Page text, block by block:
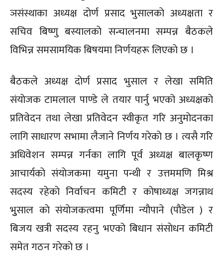
ञसंस्थाका अध्यक्ष दाेर्ण प्रसाद भुसालकाे अध्यक्षता र
सचिव बिष्णु बस्यालकाे सन्चालनमा सम्पन्न बैठकले
विभिन्न समसामयिक बिषयमा निर्णयहरू लिएकाे छ ।
बैठकले अध्यक्ष दाेर्ण प्रसाद भुसाल र लेखा समिति
संयाेजक टामलाल पाण्डे ले तयार पार्नु भएको अध्यक्षकाे
प्रतिवेदन तथा लेखा प्रतिवेदन स्वीकृत गरि अनुमाेदनका
लागि साधारण सभामा लैजाने निर्णय गरेकाे छ । त्यसै गरि
अधिवेशन सम्पन्न गर्नका लागि पूर्व अध्यक्ष बालकृष्ण
आचार्यकाे संयाेजकमा यमुना पन्थी र उत्तममणि मिश्र
सदस्य रहेकाे निर्वाचन कमिटी र काेषाध्यक्ष जगन्नाथ
भुुसाल काे संयाेजकत्वमा पूर्णिमा न्याैपाने (पाैडेल ) र
बिजय खत्री सदस्य रहनु भएको बिधान संसाेधन कमिटी
समेत गठन गरेकाे छ ।